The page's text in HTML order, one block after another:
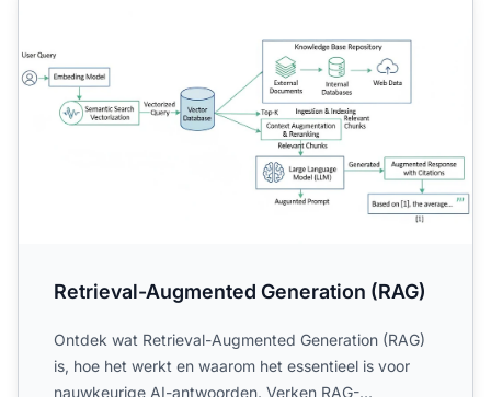
Retrieval-Augmented Generation (RAG)
Ontdek wat Retrieval-Augmented Generation (RAG)
is, hoe het werkt en waarom het essentieel is voor
nauwkeurige AI-antwoorden. Verken RAG-